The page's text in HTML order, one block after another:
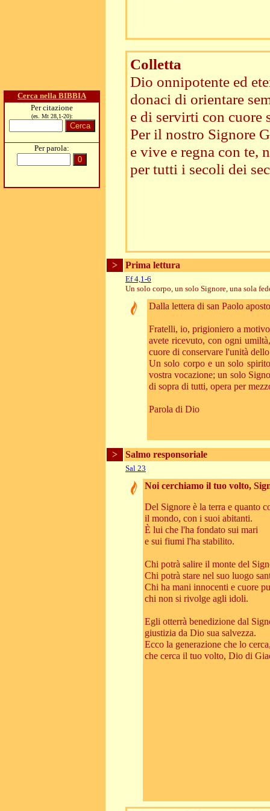
Cerca nella BIBBIA
Per citazione
(es. Mt 28,1-20):
Per parola:
Colletta
Dio onnipotente ed
donaci di orientare
e di servirti con cuore
Per il nostro Signore
e vive e regna con te,
per tutti i secoli dei
> Prima lettura
Ef 4,1-6
Un solo corpo, un solo Signore, una sola
Dalla lettera di san Paolo
Fratelli, io, prigioniero a
avete ricevuto, con ogni
cuore di conservare l'unità
Un solo corpo e un solo
vostra vocazione; un solo
di sopra di tutti, opera per
Parola di Dio
> Salmo responsoriale
Sal 23
Noi cerchiamo il tuo volto,
Del Signore è la terra e quanto
il mondo, con i suoi abitanti.
È lui che l'ha fondato sui mari
e sui fiumi l'ha stabilito.
Chi potrà salire il monte del
Chi potrà stare nel suo luogo
Chi ha mani innocenti e cuore
chi non si rivolge agli idoli.
Egli otterrà benedizione dal
giustizia da Dio sua salvezza.
Ecco la generazione che lo
che cerca il tuo volto, Dio di